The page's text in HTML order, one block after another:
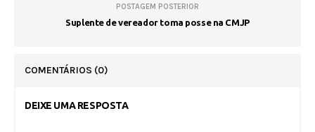
POSTAGEM POSTERIOR
Suplente de vereador toma posse na CMJP
COMENTÁRIOS (0)
DEIXE UMA RESPOSTA